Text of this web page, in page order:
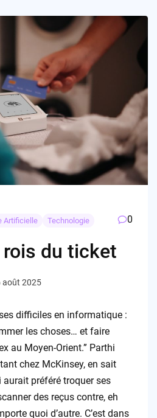
Artificielle Technologie 0
rois du ticket
août 2025
difficiles en informatique :
les choses… et faire
au Moyen-Orient.” Parthi
chez McKinsey, en sait
préféré troquer ses
des reçus contre, eh
quoi d’autre. C’est dans